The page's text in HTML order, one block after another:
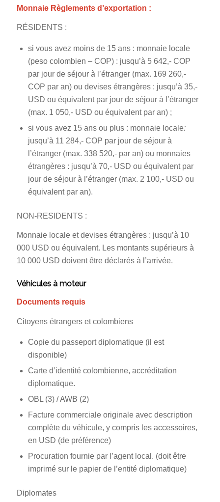
Monnaie Règlements d’exportation :
RÉSIDENTS :
si vous avez moins de 15 ans : monnaie locale
(peso colombien – COP) : jusqu’à 5 642,- COP
par jour de séjour à l’étranger (max. 169 260,-
COP par an) ou devises étrangères : jusqu’à 35,-
USD ou équivalent par jour de séjour à l’étranger
(max. 1 050,- USD ou équivalent par an) ;
si vous avez 15 ans ou plus : monnaie locale:
jusqu’à 11 284,- COP par jour de séjour à
l’étranger (max. 338 520,- par an) ou monnaies
étrangères : jusqu’à 70,- USD ou équivalent par
jour de séjour à l’étranger (max. 2 100,- USD ou
équivalent par an).
NON-RESIDENTS :
Monnaie locale et devises étrangères : jusqu’à 10
000 USD ou équivalent. Les montants supérieurs à
10 000 USD doivent être déclarés à l’arrivée.
Véhicules à moteur
Documents requis
Citoyens étrangers et colombiens
Copie du passeport diplomatique (il est
disponible)
Carte d’identité colombienne, accréditation
diplomatique.
OBL (3) / AWB (2)
Facture commerciale originale avec description
complète du véhicule, y compris les accessoires,
en USD (de préférence)
Procuration fournie par l’agent local. (doit être
imprimé sur le papier de l’entité diplomatique)
Diplomates